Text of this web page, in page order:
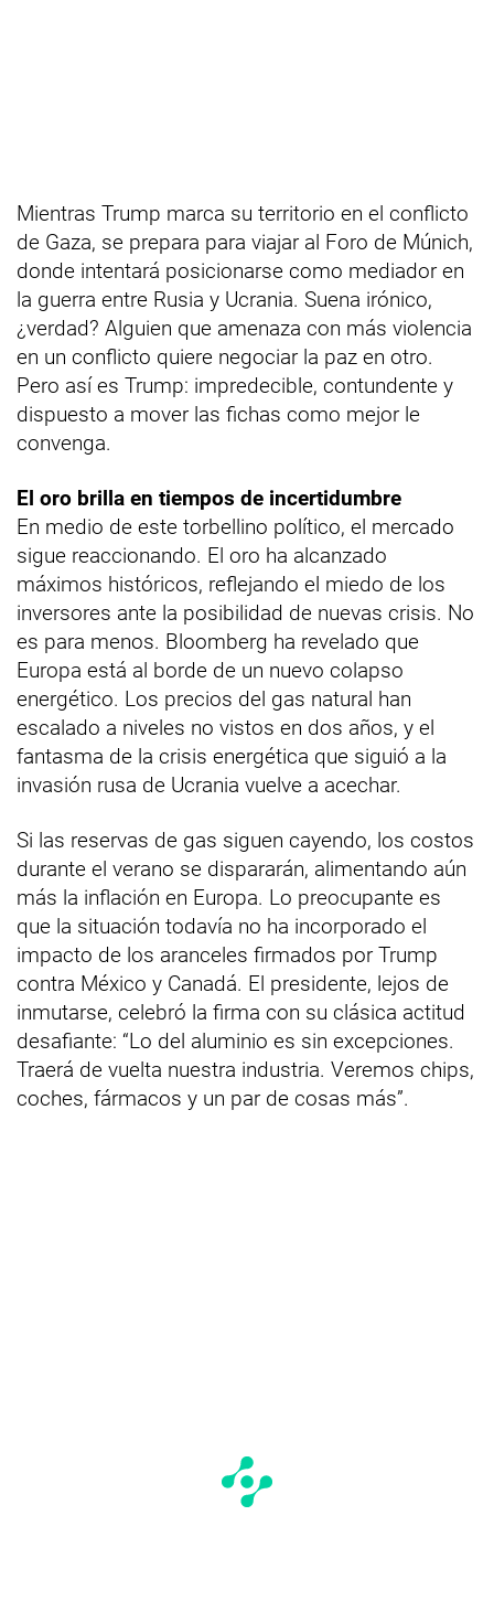
Mientras Trump marca su territorio en el conflicto
de Gaza, se prepara para viajar al Foro de Múnich,
donde intentará posicionarse como mediador en
la guerra entre Rusia y Ucrania. Suena irónico,
¿verdad? Alguien que amenaza con más violencia
en un conflicto quiere negociar la paz en otro.
Pero así es Trump: impredecible, contundente y
dispuesto a mover las fichas como mejor le
convenga.
El oro brilla en tiempos de incertidumbre
En medio de este torbellino político, el mercado
sigue reaccionando. El oro ha alcanzado
máximos históricos, reflejando el miedo de los
inversores ante la posibilidad de nuevas crisis. No
es para menos. Bloomberg ha revelado que
Europa está al borde de un nuevo colapso
energético. Los precios del gas natural han
escalado a niveles no vistos en dos años, y el
fantasma de la crisis energética que siguió a la
invasión rusa de Ucrania vuelve a acechar.
Si las reservas de gas siguen cayendo, los costos
durante el verano se dispararán, alimentando aún
más la inflación en Europa. Lo preocupante es
que la situación todavía no ha incorporado el
impacto de los aranceles firmados por Trump
contra México y Canadá. El presidente, lejos de
inmutarse, celebró la firma con su clásica actitud
desafiante: “Lo del aluminio es sin excepciones.
Traerá de vuelta nuestra industria. Veremos chips,
coches, fármacos y un par de cosas más”.